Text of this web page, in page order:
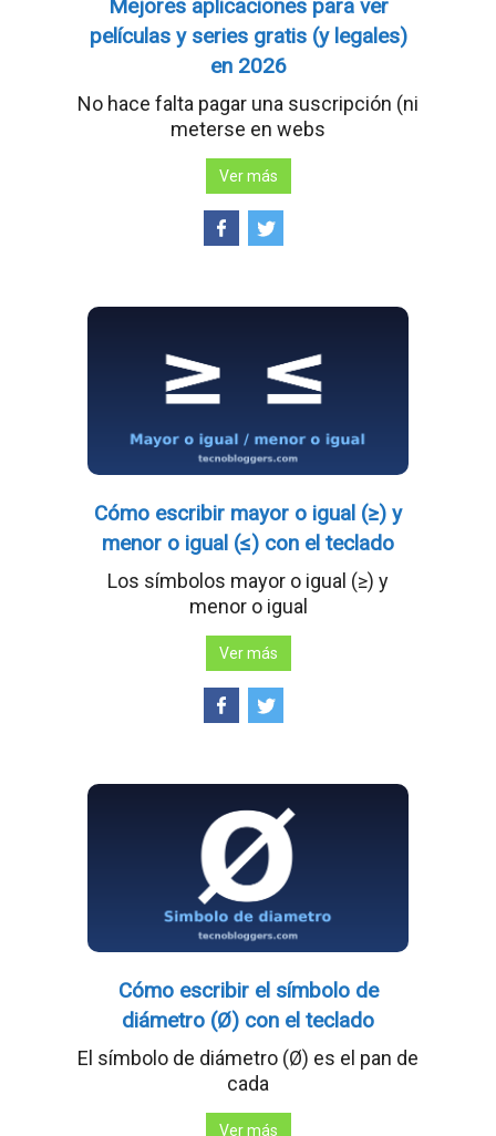
Mejores aplicaciones para ver
películas y series gratis (y legales)
en 2026
No hace falta pagar una suscripción (ni
meterse en webs
Ver más
Cómo escribir mayor o igual (≥) y
menor o igual (≤) con el teclado
Los símbolos mayor o igual (≥) y
menor o igual
Ver más
Cómo escribir el símbolo de
diámetro (Ø) con el teclado
El símbolo de diámetro (Ø) es el pan de
cada
Ver más